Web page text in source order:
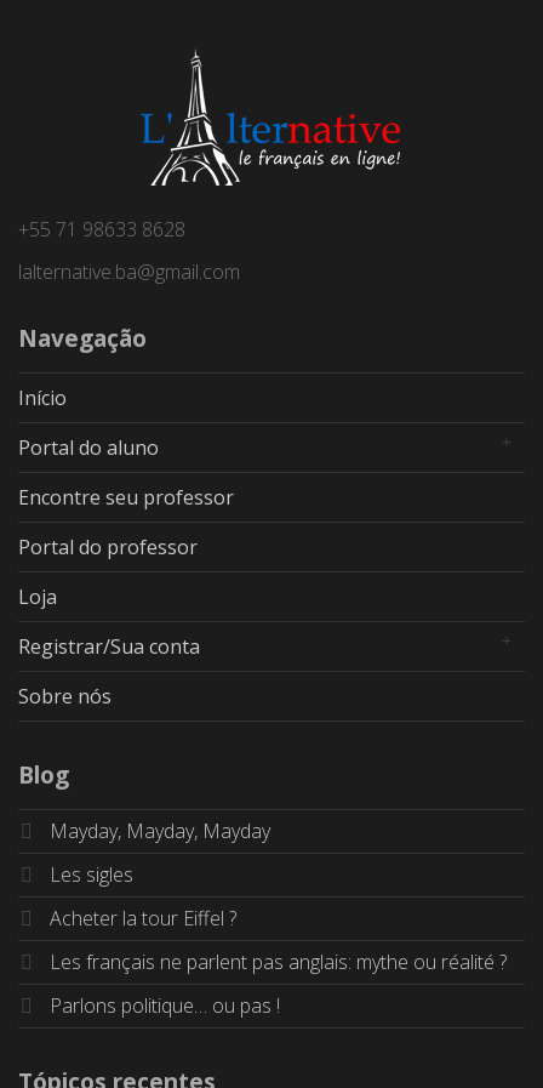
+55 71 98633 8628
lalternative.ba@gmail.com
Navegação
Início
Portal do aluno
Encontre seu professor
Portal do professor
Loja
Registrar/Sua conta
Sobre nós
Blog
Mayday, Mayday, Mayday
Les sigles
Acheter la tour Eiffel ?
Les français ne parlent pas anglais: mythe ou réalité ?
Parlons politique… ou pas !